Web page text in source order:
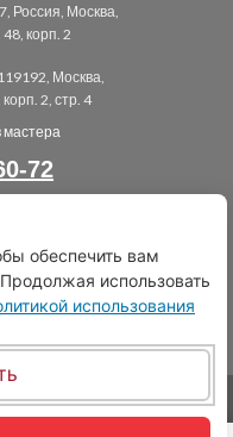
Россия, Москва,
корп. 2
Москва,
2, стр. 4
72
МНЕ
ИНН 772622149606
обеспечить вам
использовать
использования